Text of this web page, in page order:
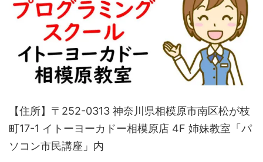
【住所】〒252-0313 神奈川県相模原市南区松が枝
町17-1 イトーヨーカドー相模原店 4F 姉妹教室「パ
ソコン市民講座」内